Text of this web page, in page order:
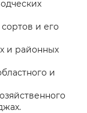
и его
и районных
и